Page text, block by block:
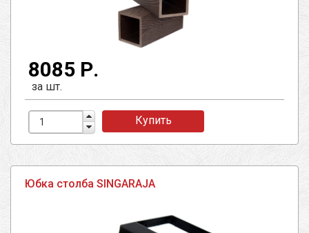
8085 Р.
за шт.
Купить
Юбка столба SINGARAJA